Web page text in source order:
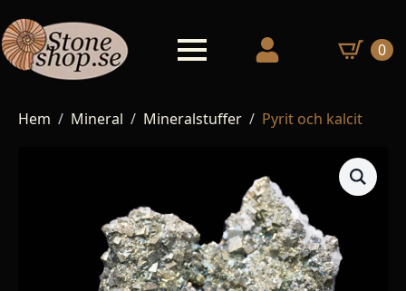
0
Hem Mineral Mineralstuffer Pyrit och kalcit